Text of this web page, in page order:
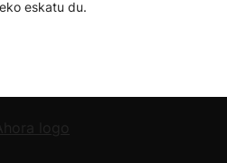
eskatu du.